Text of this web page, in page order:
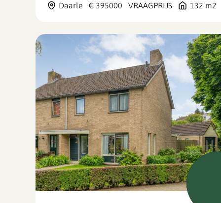
Daarle € 395000 VRAAGPRIJS 132 m2